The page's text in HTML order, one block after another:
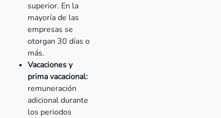
superior. En la
mayoría de las
empresas se
otorgan 30 días o
más.
Vacaciones y
prima vacacional:
remuneración
adicional durante
los periodos